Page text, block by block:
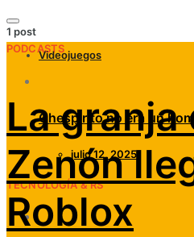
PODCASTS
Chespirito no era un
julio 12, 2025
TECNOLOGÍA & RS
1 post
Videojuegos
La granja
Zenón
Roblox